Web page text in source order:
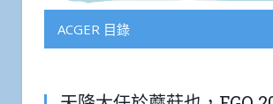
ACGER 目錄